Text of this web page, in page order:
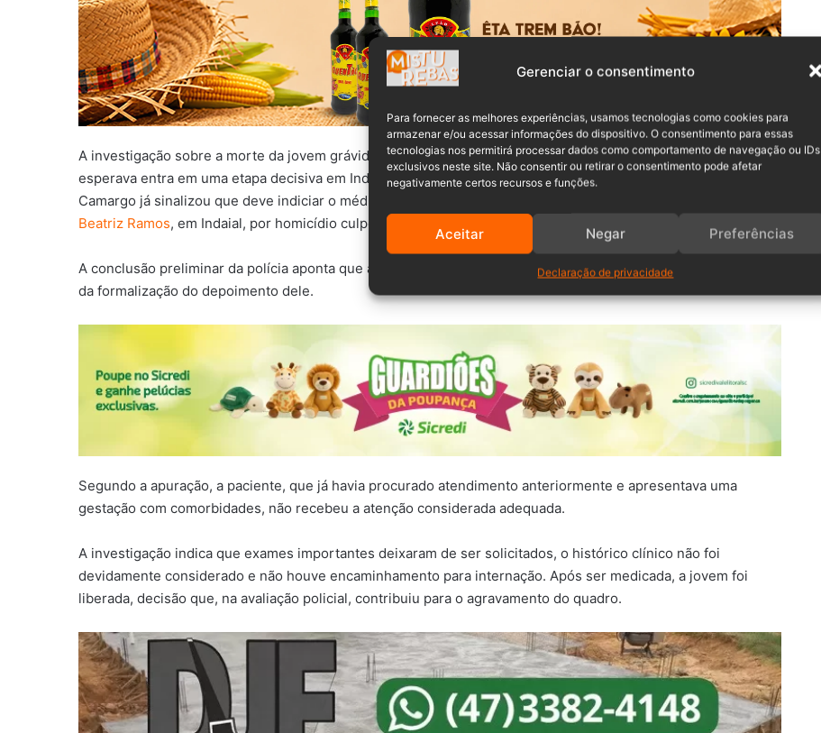
Gerenciar o consentimento
Para fornecer as melhores experiências, usamos tecnologias como cookies para
armazenar e/ou acessar informações do dispositivo. O consentimento para essas
tecnologias nos permitirá processar dados como comportamento de navegação ou IDs
exclusivos neste site. Não consentir ou retirar o consentimento pode afetar
negativamente certos recursos e funções.
Aceitar Negar Preferências
Declaração de privacidade
A investigação sobre a morte da jovem grávida Maria Luiza Bogo Lopes, de 18 anos, e do bebê que ela
esperava entra em uma etapa decisiva em Indaial, no Vale do Itajaí. À frente do caso, o delegado Aderlan
Camargo já sinalizou que deve indiciar o médico responsável pelo terceiro atendimento realizado no
Beatriz Ramos, em Indaial, por homicídio culposo, quando não há intenção de matar.
A conclusão preliminar da polícia aponta que a conduta do profissional teve peso no desfecho, mesmo antes
da formalização do depoimento dele.
Segundo a apuração, a paciente, que já havia procurado atendimento anteriormente e apresentava uma
gestação com comorbidades, não recebeu a atenção considerada adequada.
A investigação indica que exames importantes deixaram de ser solicitados, o histórico clínico não foi
devidamente considerado e não houve encaminhamento para internação. Após ser medicada, a jovem foi
liberada, decisão que, na avaliação policial, contribuiu para o agravamento do quadro.